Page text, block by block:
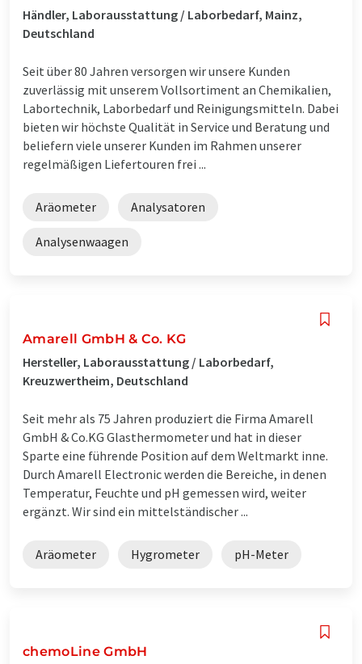
Händler, Laborausstattung / Laborbedarf, Mainz,
Deutschland
Seit über 80 Jahren versorgen wir unsere Kunden
zuverlässig mit unserem Vollsortiment an Chemikalien,
Labortechnik, Laborbedarf und Reinigungsmitteln. Dabei
bieten wir höchste Qualität in Service und Beratung und
beliefern viele unserer Kunden im Rahmen unserer
regelmäßigen Liefertouren frei ...
Aräometer Analysatoren
Analysenwaagen
Amarell GmbH & Co. KG
Hersteller, Laborausstattung / Laborbedarf,
Kreuzwertheim, Deutschland
Seit mehr als 75 Jahren produziert die Firma Amarell
GmbH & Co.KG Glasthermometer und hat in dieser
Sparte eine führende Position auf dem Weltmarkt inne.
Durch Amarell Electronic werden die Bereiche, in denen
Temperatur, Feuchte und pH gemessen wird, weiter
ergänzt. Wir sind ein mittelständischer ...
Aräometer Hygrometer pH-Meter
chemoLine GmbH